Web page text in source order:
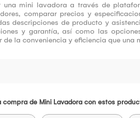
una mini lavadora a través de
comparar precios y
descripciones de producto y
y garantía, así como las
de la conveniencia y eficiencia que
compra de Mini Lavadora con estos